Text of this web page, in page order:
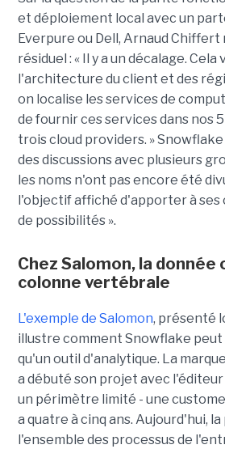
et déploiement local avec un
Everpure ou Dell, Arnaud Chiffert
résiduel : « Il y a un décalage. Cela
l'architecture du client et des
on localise les services de
de fournir ces services dans nos
trois cloud providers. » Snowflake
des discussions avec plusieurs
les noms n'ont pas encore été
l'objectif affiché d'apporter à ses
de possibilités ».
Chez Salomon, la donnée
colonne vertébrale
L'exemple de Salomon, présenté
illustre comment Snowflake peut
qu'un outil d'analytique. La
a débuté son projet avec l'éditeur
un périmètre limité - une
a quatre à cinq ans. Aujourd'hui,
l'ensemble des processus de